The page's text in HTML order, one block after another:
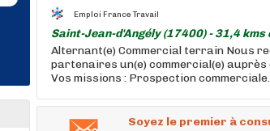
Emploi France Travail
Saint-Jean-d'Angély (17400) - 31,4 kms
Alternant(e) Commercial terrain Nous
partenaires un(e) commercial(e)
Vos missions : Prospection
Soyez le premier à